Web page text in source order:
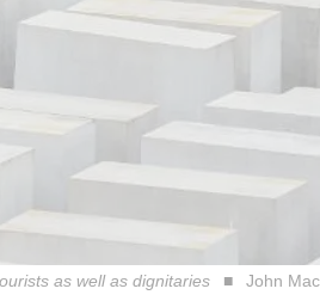
as well as dignitaries John